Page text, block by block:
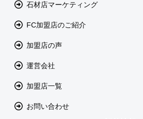
石材店マーケティング
FC加盟店のご紹介
加盟店の声
運営会社
加盟店一覧
お問い合わせ